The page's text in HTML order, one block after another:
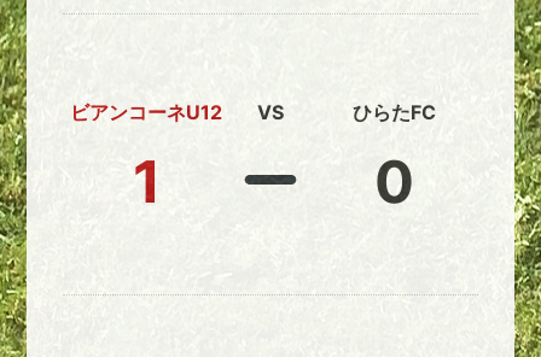
ビアンコーネU12
1
VS ひらたFC
0